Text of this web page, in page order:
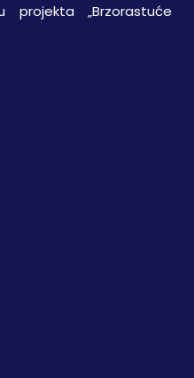
projekta „Brzorastuće